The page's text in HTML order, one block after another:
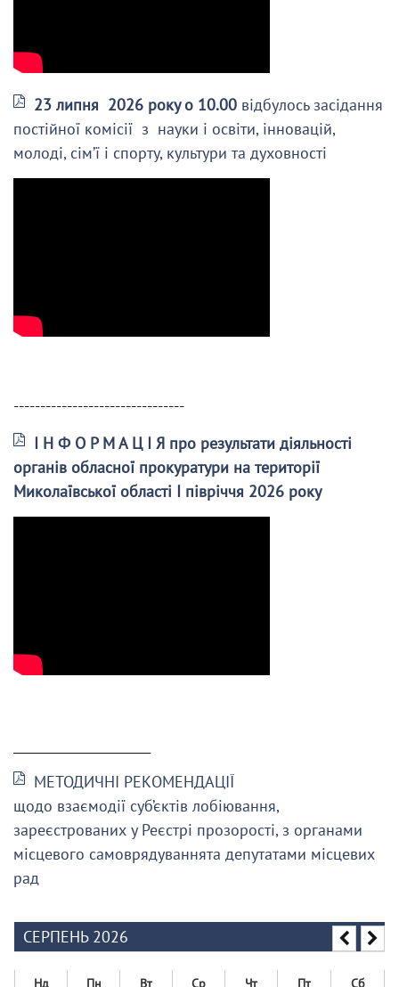
23 липня 2026 року о 10.00 відбулось засідання
постійної комісії з науки і освіти, інновацій,
молоді, сім’ї і спорту, культури та духовності
--------------------------------
І Н Ф О Р М А Ц І Я про результати діяльності
органів обласної прокуратури на території
Миколаївської області І півріччя 2026 року
МЕТОДИЧНІ РЕКОМЕНДАЦІЇ
щодо взаємодії суб’єктів лобіювання,
зареєстрованих у Реєстрі прозорості, з органами
місцевого самоврядуваннята депутатами місцевих
рад
СЕРПЕНЬ 2026
Нд Пн Вт Ср Чт Пт Сб